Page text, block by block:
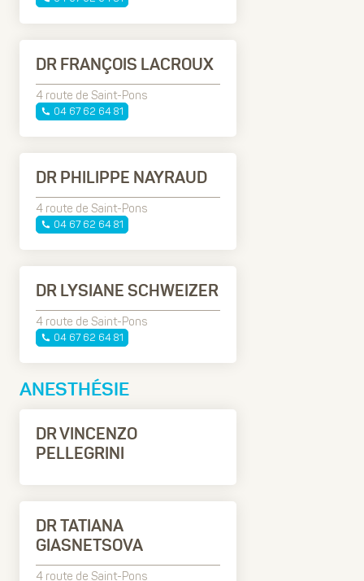
DR FRANÇOIS LACROUX
4 route de Saint-Pons
04 67 62 64 81
DR PHILIPPE NAYRAUD
4 route de Saint-Pons
04 67 62 64 81
DR LYSIANE SCHWEIZER
4 route de Saint-Pons
04 67 62 64 81
ANESTHÉSIE
DR VINCENZO
PELLEGRINI
DR TATIANA
GIASNETSOVA
4 route de Saint-Pons